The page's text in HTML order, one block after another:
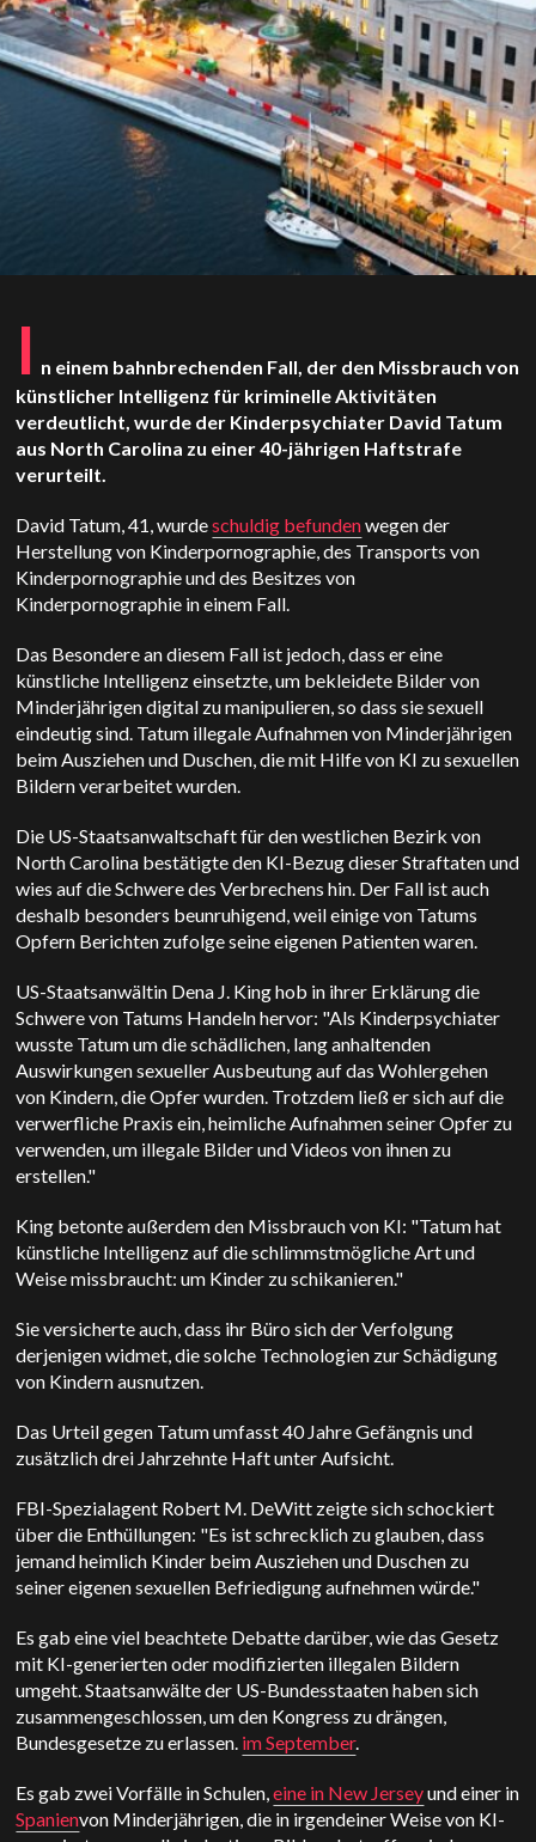
I n einem bahnbrechenden Fall, der den Missbrauch von
künstlicher Intelligenz für kriminelle Aktivitäten
verdeutlicht, wurde der Kinderpsychiater David Tatum
aus North Carolina zu einer 40-jährigen Haftstrafe
verurteilt.
David Tatum, 41, wurdeschuldig befundenwegen der
Herstellung von Kinderpornographie, des Transports von
Kinderpornographie und des Besitzes von
Kinderpornographie in einem Fall.
Das Besondere an diesem Fall ist jedoch, dass er eine
künstliche Intelligenz einsetzte, um bekleidete Bilder von
Minderjährigen digital zu manipulieren, so dass sie sexuell
eindeutig sind. Tatum illegale Aufnahmen von Minderjährigen
beim Ausziehen und Duschen, die mit Hilfe von KI zu sexuellen
Bildern verarbeitet wurden.
Die US-Staatsanwaltschaft für den westlichen Bezirk von
North Carolina bestätigte den KI-Bezug dieser Straftaten und
wies auf die Schwere des Verbrechens hin. Der Fall ist auch
deshalb besonders beunruhigend, weil einige von Tatums
Opfern Berichten zufolge seine eigenen Patienten waren.
US-Staatsanwältin Dena J. King hob in ihrer Erklärung die
Schwere von Tatums Handeln hervor: "Als Kinderpsychiater
wusste Tatum um die schädlichen, lang anhaltenden
Auswirkungen sexueller Ausbeutung auf das Wohlergehen
von Kindern, die Opfer wurden. Trotzdem ließ er sich auf die
verwerfliche Praxis ein, heimliche Aufnahmen seiner Opfer zu
verwenden, um illegale Bilder und Videos von ihnen zu
erstellen."
King betonte außerdem den Missbrauch von KI: "Tatum hat
künstliche Intelligenz auf die schlimmstmögliche Art und
Weise missbraucht: um Kinder zu schikanieren."
Sie versicherte auch, dass ihr Büro sich der Verfolgung
derjenigen widmet, die solche Technologien zur Schädigung
von Kindern ausnutzen.
Das Urteil gegen Tatum umfasst 40 Jahre Gefängnis und
zusätzlich drei Jahrzehnte Haft unter Aufsicht.
FBI-Spezialagent Robert M. DeWitt zeigte sich schockiert
über die Enthüllungen: "Es ist schrecklich zu glauben, dass
jemand heimlich Kinder beim Ausziehen und Duschen zu
seiner eigenen sexuellen Befriedigung aufnehmen würde."
Es gab eine viel beachtete Debatte darüber, wie das Gesetz
mit KI-generierten oder modifizierten illegalen Bildern
umgeht. Staatsanwälte der US-Bundesstaaten haben sich
zusammengeschlossen, um den Kongress zu drängen,
Bundesgesetze zu erlassen. im September.
Es gab zwei Vorfälle in Schulen,eine in New Jerseyund einer in
Spanienvon Minderjährigen, die in irgendeiner Weise von KI-